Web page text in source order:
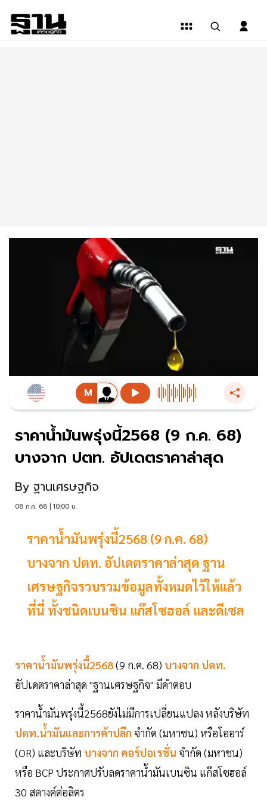
ราคาน้ำมันพรุ่งนี้2568 (9 ก.ค. 68)
บางจาก ปตท. อัปเดตราคาล่าสุด
By ฐานเศรษฐกิจ
08 ก.ค. 68 | 10:00 น.
ราคาน้ำมันพรุ่งนี้2568 (9 ก.ค. 68)
บางจาก ปตท. อัปเดตราคาล่าสุด ฐาน
เศรษฐกิจรวบรวมข้อมูลทั้งหมดไว้ให้แล้ว
ที่นี่ ทั้งชนิดเบนซิน แก๊สโซฮอล์ และดีเซล
ราคาน้ำมันพรุ่งนี้2568(9 ก.ค. 68) บางจาก ปตท.
อัปเดตราคาล่าสุด "ฐานเศรษฐกิจ" มีคำตอบ
ราคาน้ำมันพรุ่งนี้2568ยังไม่มีการเปลี่ยนแปลง หลังบริษัท
ปตท.น้ำมันและการค้าปลีก จำกัด (มหาชน) หรือโออาร์
(OR) และบริษัท บางจาก คอร์ปอเรชั่น จำกัด (มหาชน)
หรือ BCP ประกาศปรับลดราคาน้ำมันเบนซิน แก๊สโซฮอล์
30 สตางค์ต่อลิตร